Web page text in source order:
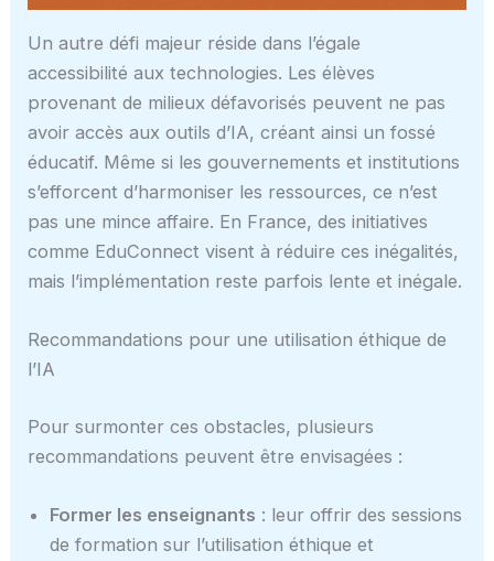
Un autre défi majeur réside dans l’égale
accessibilité aux technologies. Les élèves
provenant de milieux défavorisés peuvent ne pas
avoir accès aux outils d’IA, créant ainsi un fossé
éducatif. Même si les gouvernements et institutions
s’efforcent d’harmoniser les ressources, ce n’est
pas une mince affaire. En France, des initiatives
comme EduConnect visent à réduire ces inégalités,
mais l’implémentation reste parfois lente et inégale.
Recommandations pour une utilisation éthique de
l’IA
Pour surmonter ces obstacles, plusieurs
recommandations peuvent être envisagées :
Former les enseignants : leur offrir des sessions
de formation sur l’utilisation éthique et